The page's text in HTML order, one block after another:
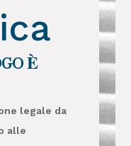
È
legale da
alle